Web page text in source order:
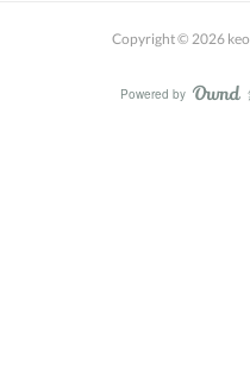
Copyright © 2026
Powered by